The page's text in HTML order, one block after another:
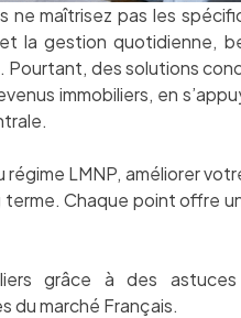
maîtrisez pas les
la gestion quotidienne,
Pourtant, des solutions
immobiliers, en
LMNP, améliorer
Chaque point offre
grâce à des
du marché Français.